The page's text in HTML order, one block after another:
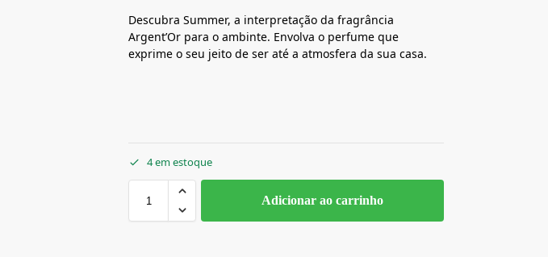
Descubra Summer, a interpretação da fragrância
Argent’Or para o ambinte. Envolva o perfume que
exprime o seu jeito de ser até a atmosfera da sua casa.
4 em estoque
Adicionar ao carrinho